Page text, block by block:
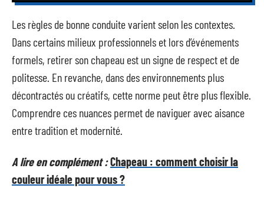
Les règles de bonne conduite varient selon les contextes.
Dans certains milieux professionnels et lors d’événements
formels, retirer son chapeau est un signe de respect et de
politesse. En revanche, dans des environnements plus
décontractés ou créatifs, cette norme peut être plus flexible.
Comprendre ces nuances permet de naviguer avec aisance
entre tradition et modernité.
A lire en complément :Chapeau : comment choisir la
couleur idéale pour vous ?